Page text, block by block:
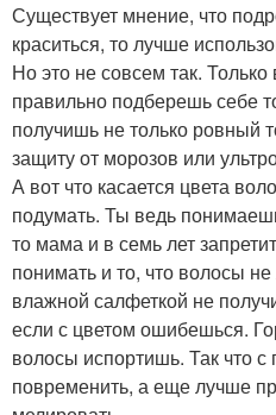
Существует мнение, что
краситься, то лучше
Но это не совсем так.
правильно подберешь себе
получишь не только ровный
защиту от морозов или
А вот что касается цвета
подумать. Ты ведь
то мама и в семь лет
понимать и то, что волосы не
влажной салфеткой не
если с цветом ошибешься.
волосы испортишь. Так что
повременить, а еще лучше